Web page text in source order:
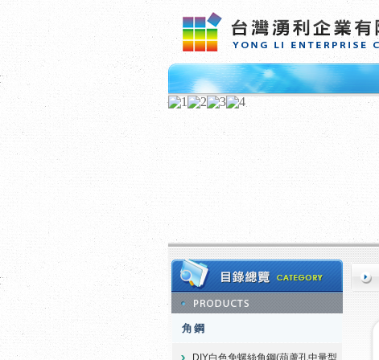
角鋼
DIY白色免螺絲角鋼(葫蘆孔中量型